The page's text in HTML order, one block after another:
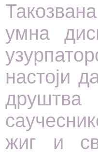
умна
настоји
жиг и